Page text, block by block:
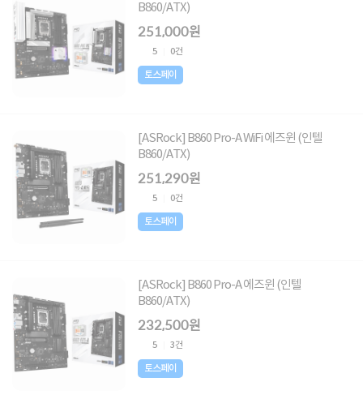
B860/ATX)
251,000원
5 0건
토스페이
[ASRock] B860 Pro-A WiFi 에즈윈 (인텔
B860/ATX)
251,290원
5 0건
토스페이
[ASRock] B860 Pro-A 에즈윈 (인텔
B860/ATX)
232,500원
5 3건
토스페이